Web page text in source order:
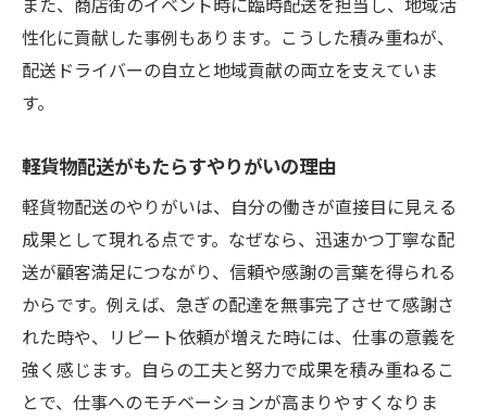
性化に貢献した事例もあります。こうした積み重ねが、
配送ドライバーの自立と地域貢献の両立を支えていま
す。
軽貨物配送がもたらすやりがいの理由
軽貨物配送のやりがいは、自分の働きが直接目に見える
成果として現れる点です。なぜなら、迅速かつ丁寧な配
送が顧客満足につながり、信頼や感謝の言葉を得られる
からです。例えば、急ぎの配達を無事完了させて感謝さ
れた時や、リピート依頼が増えた時には、仕事の意義を
強く感じます。自らの工夫と努力で成果を積み重ねるこ
とで、仕事へのモチベーションが高まりやすくなりま